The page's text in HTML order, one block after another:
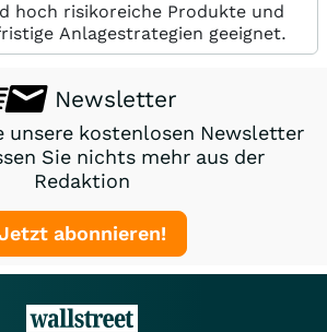
hoch risikoreiche Produkte und
Anlagestrategien geeignet.
Newsletter
unsere kostenlosen Newsletter
Sie nichts mehr aus der
Redaktion
abonnieren!